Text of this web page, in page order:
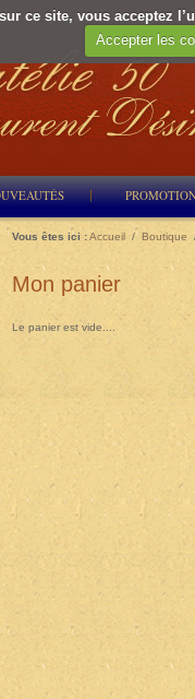
ce site, vous acceptez
Accepter les
Vous êtes ici :Accueil / Boutique
Mon panier
Le panier est vide....